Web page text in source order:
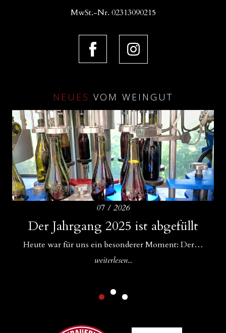
MwSt.-Nr. 02313090215
NEUES VOM WEINGUT
07 / 2026
Der Jahrgang 2025 ist abgefüllt
Heute war für uns ein besonderer Moment: Der…
weiterlesen...
Amphoren als ideale Ergänzung zu
Betonfässern und Betoneiern
In unserem Keller gibt es Zuwachs: Neben unseren…
Drei Bühnen für unsere Weine
Für uns im WeinGut Seppi sind Begegnungen ein…
weiterlesen...